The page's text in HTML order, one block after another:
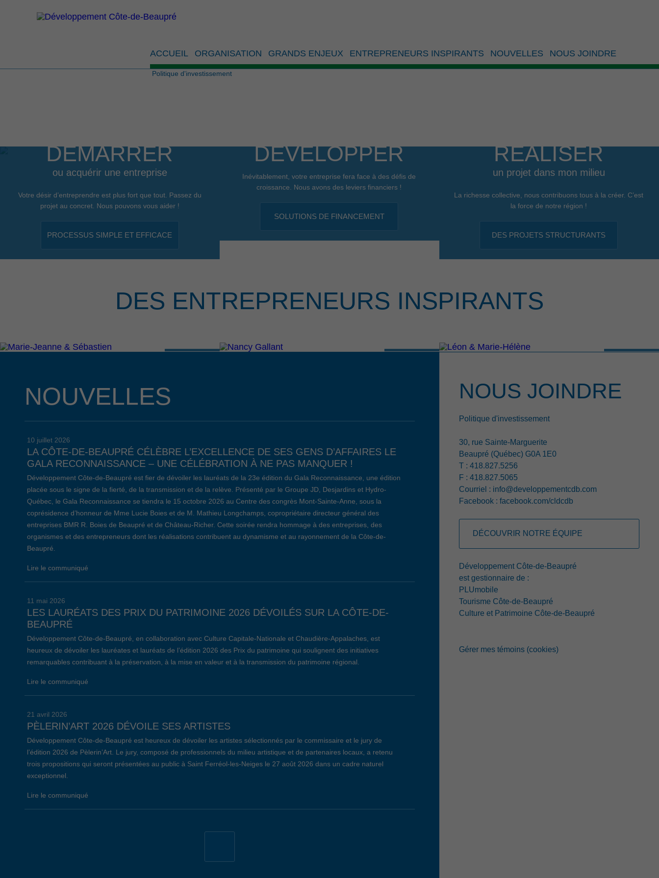
ACCUEIL ORGANISATION GRANDS ENJEUX ENTREPRENEURS INSPIRANTS NOUVELLES NOUS JOINDRE
Politique d'investissement
DÉMARRER
ou acquérir une entreprise
Votre désir d’entreprendre est plus fort que tout. Passez du
projet au concret. Nous pouvons vous aider !
PROCESSUS SIMPLE ET EFFICACE
DÉVELOPPER
Inévitablement, votre entreprise fera face à des défis de
croissance. Nous avons des leviers financiers !
SOLUTIONS DE FINANCEMENT
RÉALISER
un projet dans mon milieu
La richesse collective, nous contribuons tous à la créer. C’est
la force de notre région !
DES PROJETS STRUCTURANTS
DES ENTREPRENEURS INSPIRANTS
NOUVELLES
10 juillet 2026
LA CÔTE-DE-BEAUPRÉ CÉLÈBRE L’EXCELLENCE DE SES GENS D’AFFAIRES LE
GALA RECONNAISSANCE – UNE CÉLÉBRATION À NE PAS MANQUER !
Développement Côte-de-Beaupré est fier de dévoiler les lauréats de la 23e édition du Gala Reconnaissance, une édition
placée sous le signe de la fierté, de la transmission et de la relève. Présenté par le Groupe JD, Desjardins et Hydro-
Québec, le Gala Reconnaissance se tiendra le 15 octobre 2026 au Centre des congrès Mont-Sainte-Anne, sous la
coprésidence d’honneur de Mme Lucie Boies et de M. Mathieu Longchamps, copropriétaire directeur général des
entreprises BMR R. Boies de Beaupré et de Château-Richer. Cette soirée rendra hommage à des entreprises, des
organismes et des entrepreneurs dont les réalisations contribuent au dynamisme et au rayonnement de la Côte-de-
Beaupré.
Lire le communiqué
11 mai 2026
LES LAURÉATS DES PRIX DU PATRIMOINE 2026 DÉVOILÉS SUR LA CÔTE-DE-
BEAUPRÉ
Développement Côte-de-Beaupré, en collaboration avec Culture Capitale-Nationale et Chaudière-Appalaches, est
heureux de dévoiler les lauréates et lauréats de l’édition 2026 des Prix du patrimoine qui soulignent des initiatives
remarquables contribuant à la préservation, à la mise en valeur et à la transmission du patrimoine régional.
Lire le communiqué
21 avril 2026
PÈLERIN’ART 2026 DÉVOILE SES ARTISTES
Développement Côte-de-Beaupré est heureux de dévoiler les artistes sélectionnés par le commissaire et le jury de
l’édition 2026 de Pèlerin’Art. Le jury, composé de professionnels du milieu artistique et de partenaires locaux, a retenu
trois propositions qui seront présentées au public à Saint Ferréol-les-Neiges le 27 août 2026 dans un cadre naturel
exceptionnel.
Lire le communiqué
NOUS JOINDRE
Politique d'investissement
30, rue Sainte-Marguerite
Beaupré (Québec) G0A 1E0
T : 418.827.5256
F : 418.827.5065
Courriel : info@developpementcdb.com
Facebook : facebook.com/cldcdb
DÉCOUVRIR NOTRE ÉQUIPE
Développement Côte-de-Beaupré
est gestionnaire de :
PLUmobile
Tourisme Côte-de-Beaupré
Culture et Patrimoine Côte-de-Beaupré
Gérer mes témoins (cookies)